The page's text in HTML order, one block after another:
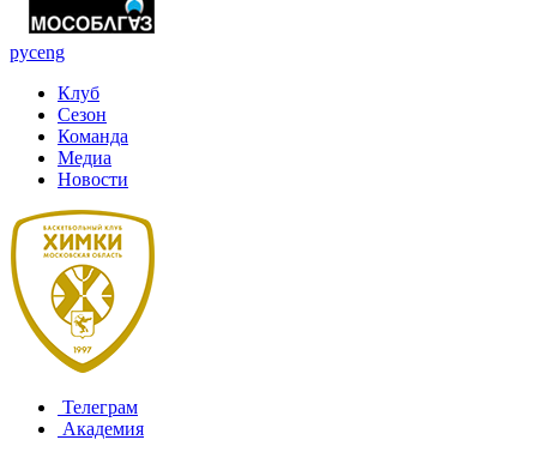
русeng
Клуб
Сезон
Команда
Медиа
Новости
Телеграм
Академия